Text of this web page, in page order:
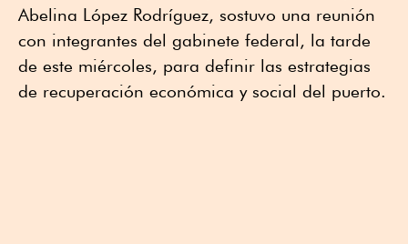
Abelina López Rodríguez, sostuvo una reunión
con integrantes del gabinete federal, la tarde
de este miércoles, para definir las estrategias
de recuperación económica y social del puerto.